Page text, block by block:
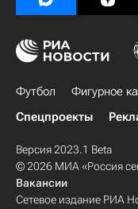
Футбол Фигурное
Спецпроекты
Версия 2023.1 Beta
© 2026 МИА «Россия
Вакансии
Сетевое издание РИА